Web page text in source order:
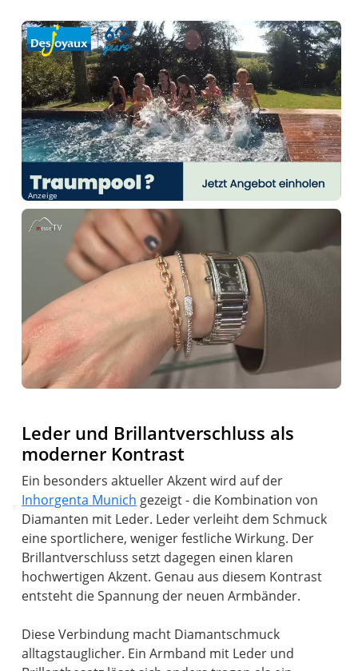
Anzeige
Leder und Brillantverschluss als
moderner Kontrast
Ein besonders aktueller Akzent wird auf der
Inhorgenta Munich gezeigt - die Kombination von
Diamanten mit Leder. Leder verleiht dem Schmuck
eine sportlichere, weniger festliche Wirkung. Der
Brillantverschluss setzt dagegen einen klaren
hochwertigen Akzent. Genau aus diesem Kontrast
entsteht die Spannung der neuen Armbänder.
Diese Verbindung macht Diamantschmuck
alltagstauglicher. Ein Armband mit Leder und